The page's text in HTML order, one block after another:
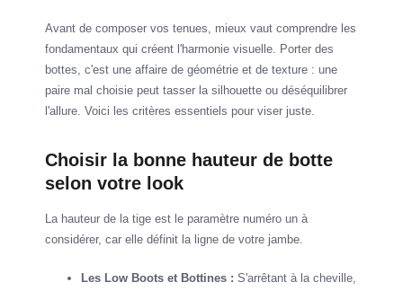
Avant de composer vos tenues, mieux vaut comprendre les
fondamentaux qui créent l'harmonie visuelle. Porter des
bottes, c'est une affaire de géométrie et de texture : une
paire mal choisie peut tasser la silhouette ou déséquilibrer
l'allure. Voici les critères essentiels pour viser juste.
Choisir la bonne hauteur de botte
selon votre look
La hauteur de la tige est le paramètre numéro un à
considérer, car elle définit la ligne de votre jambe.
Les Low Boots et Bottines : S'arrêtant à la cheville,